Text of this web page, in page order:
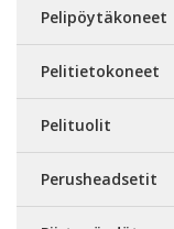
Pelipöytäkoneet
Pelitietokoneet
Pelituolit
Perusheadsetit